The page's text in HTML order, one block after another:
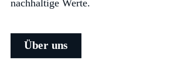
nachhaltige Werte.
Über uns